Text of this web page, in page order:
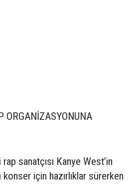
ORGANİZASYONUNA
sanatçısı Kanye West’in
için hazırlıklar sürerken